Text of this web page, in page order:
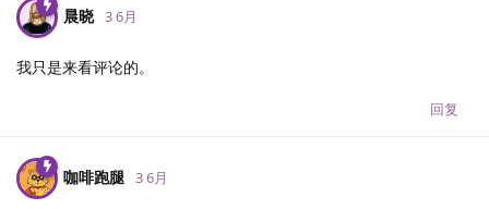
晨晓 3 6月
我只是来看评论的。
回复
咖啡跑腿 3 6月